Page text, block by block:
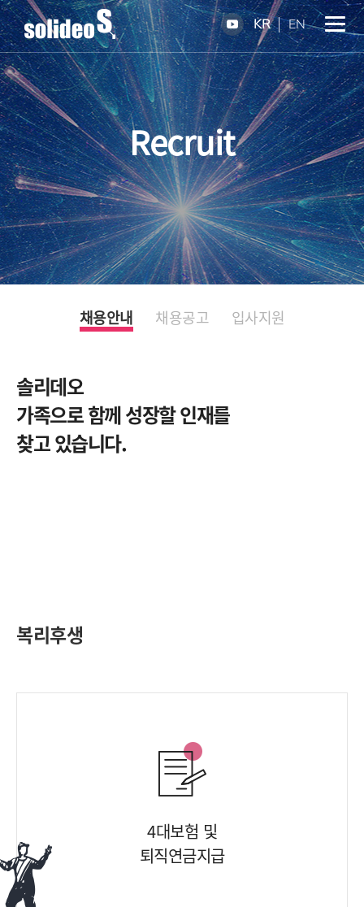
KR EN
Recruit
채용안내 채용공고 입사지원
솔리데오
가족으로 함께 성장할 인재를
찾고 있습니다.
복리후생
4대보험 및
퇴직연금지급